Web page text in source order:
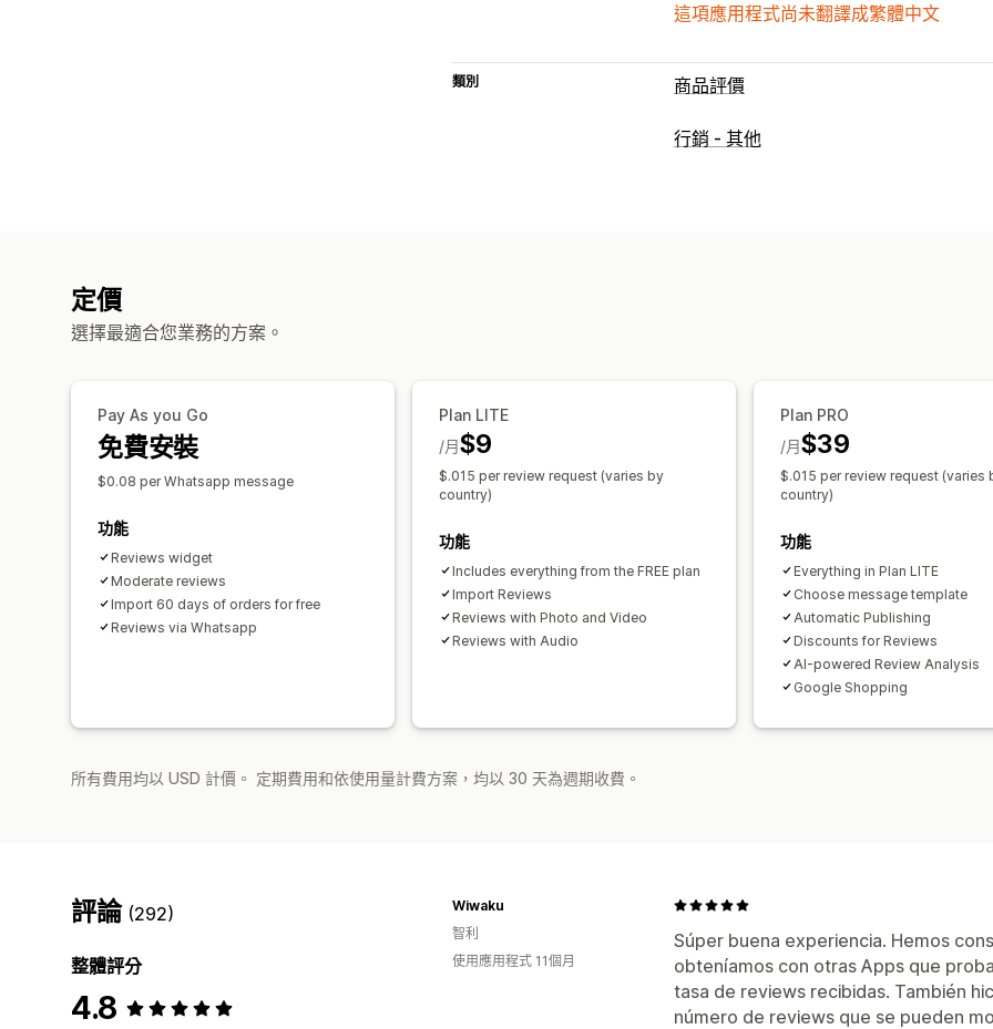
這項應用程式尚未翻譯成繁體中文
類別 商品評價
顯示選項
行銷 - 其他
定價
選擇最適合您業務的方案。
Pay As you Go
免費安裝
$0.08 per Whatsapp message
功能
Reviews widget
Moderate reviews
Import 60 days of orders for free
Reviews via Whatsapp
Plan LITE
$9
/月
$.015 per review request (varies by
country)
功能
Includes everything from the FREE plan
Import Reviews
Reviews with Photo and Video
Reviews with Audio
Plan PRO
$39
/月
$.015 per review request (varies
country)
功能
Everything in Plan LITE
Choose message template
Automatic Publishing
Discounts for Reviews
AI-powered Review Analysis
Google Shopping
所有費用均以 USD 計價。 定期費用和依使用量計費方案，均以 30 天為週期收費。
評論 (292)
整體評分
4.8
Súper buena experiencia. Hemos
obteníamos con otras Apps que
tasa de reviews recibidas. También
número de reviews que se pueden
Wiwaku
智利
使用應用程式 11個月